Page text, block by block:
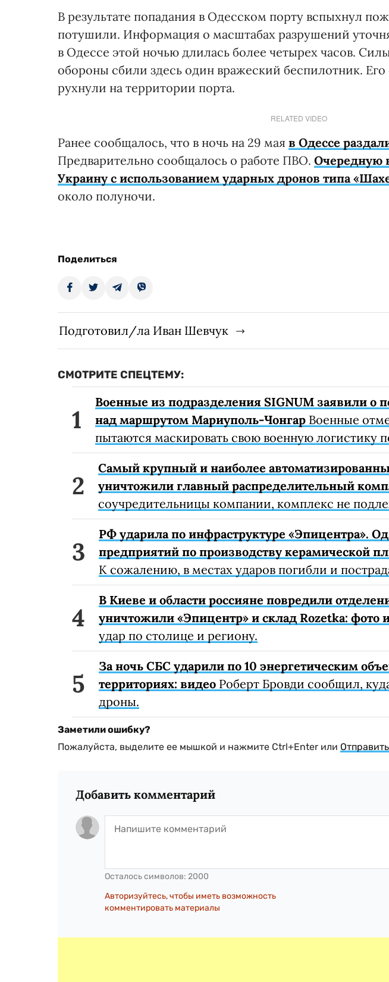
В результате попадания в Одесском порту вспыхнул
потушили. Информация о масштабах разрушений
в Одессе этой ночью длилась более четырех часов.
обороны сбили здесь один вражеский беспилотник. Его
рухнули на территории порта.
RELATED VIDEO
Ранее сообщалось, что в ночь на 29 мая в Одессе
Предварительно сообщалось о работе ПВО. Очередную
Украину с использованием ударных дронов типа
около полуночи.
Поделиться
Подготовил/ла Иван Шевчук
СМОТРИТЕ СПЕЦТЕМУ:
Военные из подразделения SIGNUM заявили о
над маршрутом Мариуполь-Чонгар Военные
пытаются маскировать свою военную логистику
Самый крупный и наиболее
уничтожили главный распределительный
соучредительницы компании, комплекс не
РФ ударила по инфраструктуре «Эпицентра».
предприятий по производству керамической
К сожалению, в местах ударов погибли и
В Киеве и области россияне повредили
уничтожили «Эпицентр» и склад Rozetka: фото
удар по столице и региону.
За ночь СБС ударили по 10 энергетическим
территориях: видео Роберт Бровди сообщил,
дроны.
Заметили ошибку?
Пожалуйста, выделите ее мышкой и нажмите Ctrl+Enter или
Добавить комментарий
Осталось символов: 2000
Авторизуйтесь, чтобы иметь возможность
комментировать материалы